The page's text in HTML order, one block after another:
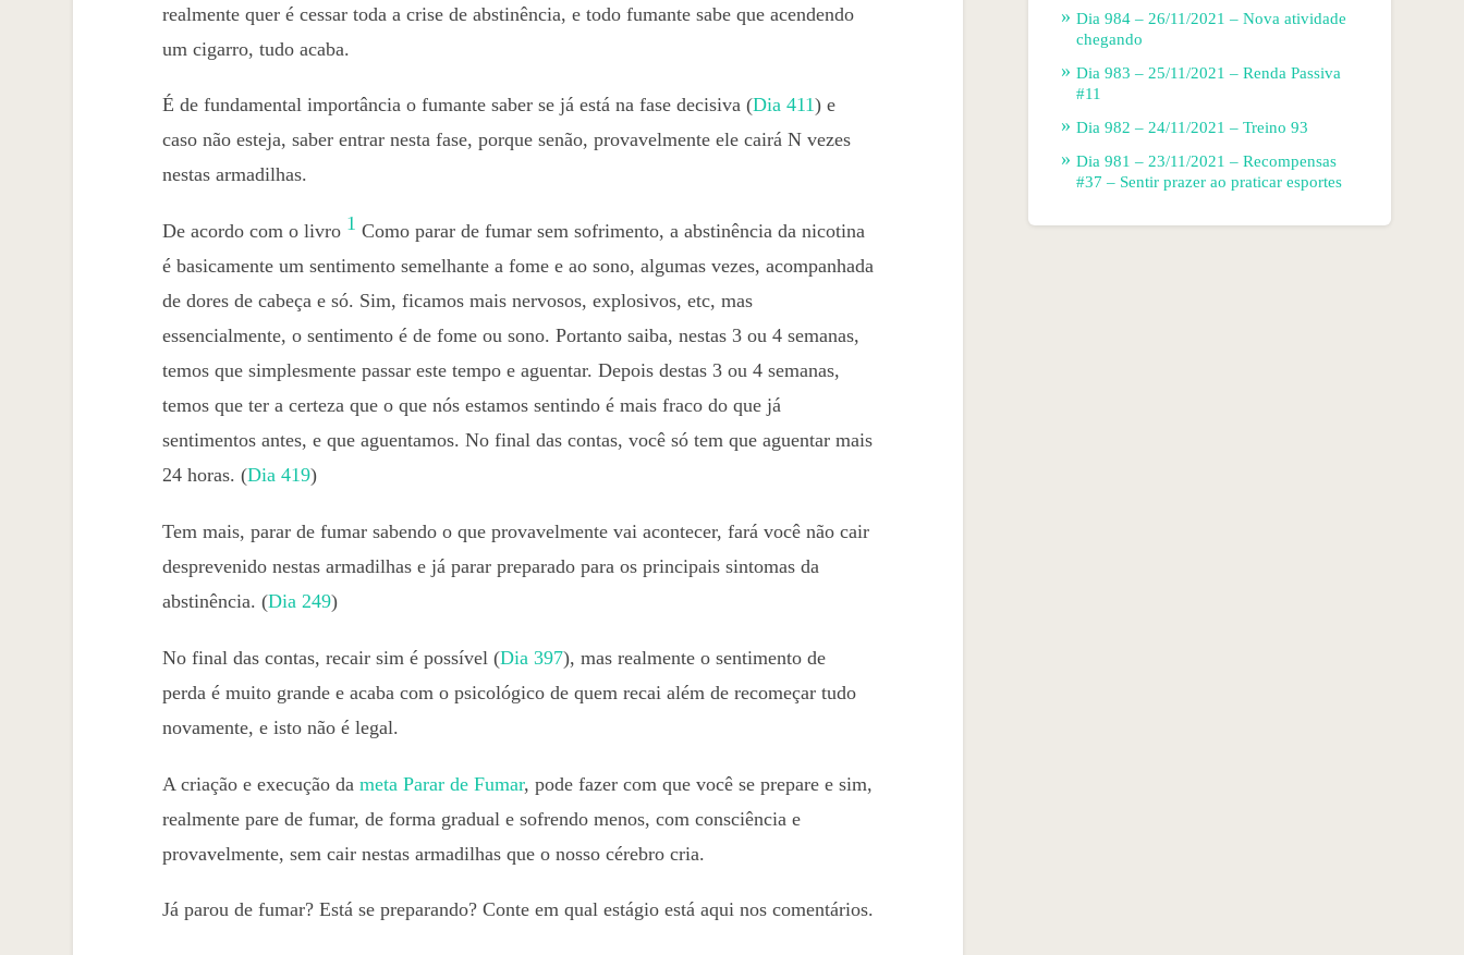
realmente quer é cessar toda a crise de abstinência, e todo fumante sabe que acendendo
um cigarro, tudo acaba.
É de fundamental importância o fumante saber se já está na fase decisiva (Dia 411) e
caso não esteja, saber entrar nesta fase, porque senão, provavelmente ele cairá N vezes
nestas armadilhas.
De acordo com o livro 1 Como parar de fumar sem sofrimento, a abstinência da nicotina
é basicamente um sentimento semelhante a fome e ao sono, algumas vezes, acompanhada
de dores de cabeça e só. Sim, ficamos mais nervosos, explosivos, etc, mas
essencialmente, o sentimento é de fome ou sono. Portanto saiba, nestas 3 ou 4 semanas,
temos que simplesmente passar este tempo e aguentar. Depois destas 3 ou 4 semanas,
temos que ter a certeza que o que nós estamos sentindo é mais fraco do que já
sentimentos antes, e que aguentamos. No final das contas, você só tem que aguentar mais
24 horas. (Dia 419)
Tem mais, parar de fumar sabendo o que provavelmente vai acontecer, fará você não cair
desprevenido nestas armadilhas e já parar preparado para os principais sintomas da
abstinência. (Dia 249)
No final das contas, recair sim é possível (Dia 397), mas realmente o sentimento de
perda é muito grande e acaba com o psicológico de quem recai além de recomeçar tudo
novamente, e isto não é legal.
A criação e execução da meta Parar de Fumar, pode fazer com que você se prepare e sim,
realmente pare de fumar, de forma gradual e sofrendo menos, com consciência e
provavelmente, sem cair nestas armadilhas que o nosso cérebro cria.
Já parou de fumar? Está se preparando? Conte em qual estágio está aqui nos comentários.
Dia 984 – 26/11/2021 – Nova atividade
chegando
Dia 983 – 25/11/2021 – Renda Passiva
#11
Dia 982 – 24/11/2021 – Treino 93
Dia 981 – 23/11/2021 – Recompensas
#37 – Sentir prazer ao praticar esportes